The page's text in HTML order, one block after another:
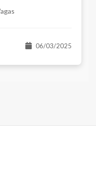
06/03/2025